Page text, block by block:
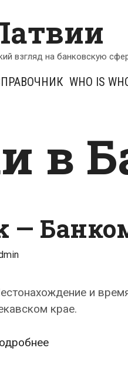
взгляд на банковскую
WHO IS
в
—
и
крае.
Swedbank